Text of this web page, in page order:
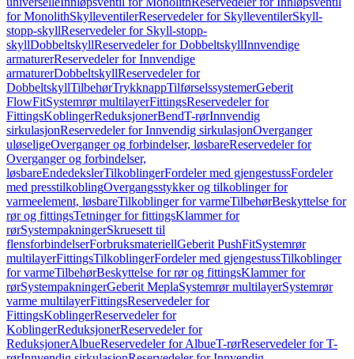
for MonolithSkylleventilerReservedeler for SkylleventilerSkyll-
stopp-skyllReservedeler for Skyll-stopp-
skyllDobbeltskyllReservedeler for DobbeltskyllInnvendige
armaturerReservedeler for Innvendige
armaturerDobbeltskyllReservedeler for
DobbeltskyllTilbehørTrykknappTilførselssystemerGeberit
FlowFitSystemrør multilayerFittingsReservedeler for
FittingsKoblingerReduksjonerBendT-rørInnvendig
sirkulasjonReservedeler for Innvendig sirkulasjonOverganger
uløseligeOverganger og forbindelser, løsbareReservedeler for
Overganger og forbindelser,
løsbareEndedekslerTilkoblingerFordeler med gjengestussFordeler
med presstilkoblingOvergangsstykker og tilkoblinger for
varmeelement, løsbareTilkoblinger for varmeTilbehørBeskyttelse for
rør og fittingsTetninger for fittingsKlammer for
rørSystempakningerSkruesett til
flensforbindelserForbruksmateriellGeberit PushFitSystemrør
multilayerFittingsTilkoblingerFordeler med gjengestussTilkoblinger
for varmeTilbehørBeskyttelse for rør og fittingsKlammer for
rørSystempakningerGeberit MeplaSystemrør multilayerSystemrør
varme multilayerFittingsReservedeler for
FittingsKoblingerReservedeler for
KoblingerReduksjonerReservedeler for
ReduksjonerAlbueReservedeler for AlbueT-rørReservedeler for T-